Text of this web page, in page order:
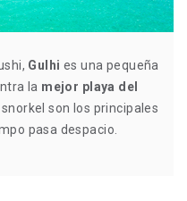
Gulhi es una pequeña
la mejor playa del
snorkel son los principales
pasa despacio.